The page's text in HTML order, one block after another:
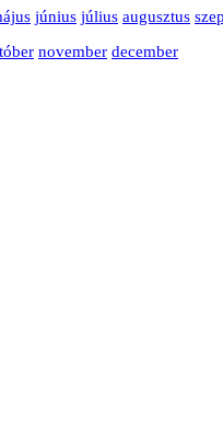
június július augusztus
november december